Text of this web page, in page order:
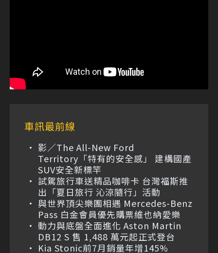
車訊最前線
影／The All-New Ford
Territory「特有的安全感」 建構國產
SUV安全新標竿
試駕旅行車送精品咖啡卡 台灣福斯推
出「夏日旅行 沁涼隨行」活動
與世界頂尖樂團相遇 Mercedes-Benz
Pass 白金會員優先購票維也納愛樂
動力與底盤全面進化 Aston Martin
DB12 S 售 1,488 萬元起正式登台
Kia Stonic前7月銷量年增145%